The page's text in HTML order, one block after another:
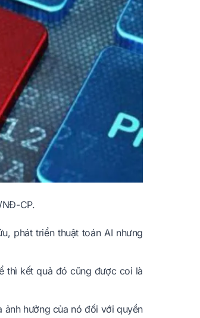
CP.
phát triển thuật toán AI nhưng
thì kết quả đó cũng được coi là
ảnh hưởng của nó đối với quyền